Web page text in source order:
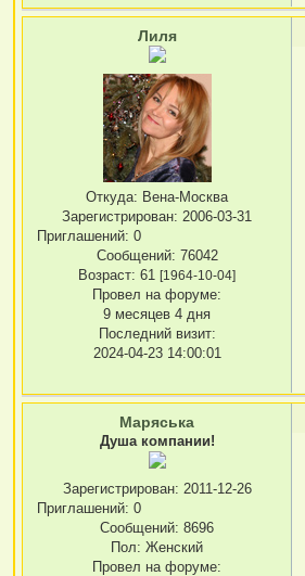
Лиля
Откуда: Вена-Москва
Зарегистрирован: 2006-03-31
Приглашений: 0
Сообщений: 76042
Возраст: 61[1964-10-04]
Провел на форуме:
9 месяцев 4 дня
Последний визит:
2024-04-23 14:00:01
Маряська
Душа компании!
Зарегистрирован: 2011-12-26
Приглашений: 0
Сообщений: 8696
Пол: Женский
Провел на форуме: